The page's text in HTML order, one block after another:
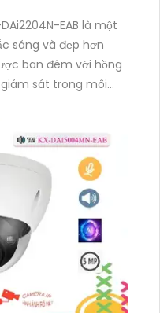
EAB là một
sáng và đẹp hơn
ban đêm với hồng
sát trong môi
và độ nét lên đến
công nghệ tiết kiệm
H.264, giúp tiết
cùng, camera
lượng để nhìn